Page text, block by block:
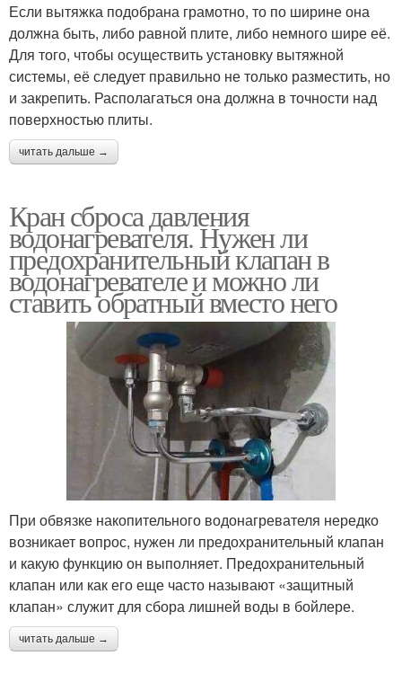
Если вытяжка подобрана грамотно, то по ширине она
должна быть, либо равной плите, либо немного шире её.
Для того, чтобы осуществить установку вытяжной
системы, её следует правильно не только разместить, но
и закрепить. Располагаться она должна в точности над
поверхностью плиты.
читать дальше →
Кран сброса давления
водонагревателя. Нужен ли
предохранительный клапан в
водонагревателе и можно ли
ставить обратный вместо него
При обвязке накопительного водонагревателя нередко
возникает вопрос, нужен ли предохранительный клапан
и какую функцию он выполняет. Предохранительный
клапан или как его еще часто называют «защитный
клапан» служит для сбора лишней воды в бойлере.
читать дальше →